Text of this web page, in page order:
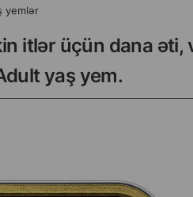
yemlər
itlər üçün dana
yaş yem.